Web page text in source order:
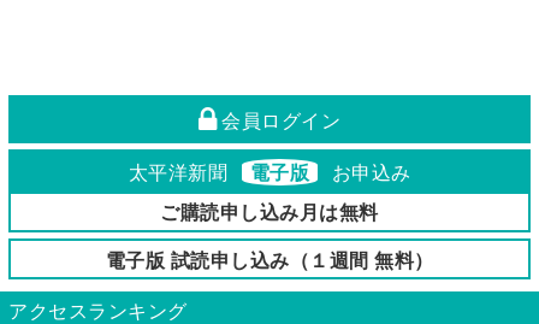
会員ログイン
太平洋新聞 電子版
お申込み
ご購読申し込み月は無料
電子版 試読申し込み（１週間 無料）
アクセスランキング